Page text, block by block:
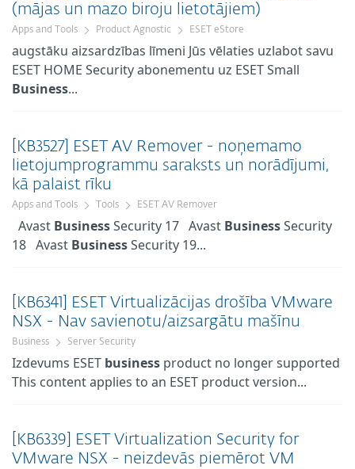
(mājas un mazo biroju lietotājiem)
Apps and Tools Product Agnostic ESET eStore
augstāku aizsardzības līmeni Jūs vēlaties uzlabot savu
ESET HOME Security abonementu uz ESET Small
Business...
[KB3527] ESET AV Remover - noņemamo
lietojumprogrammu saraksts un norādījumi,
kā palaist rīku
Apps and Tools Tools ESET AV Remover
Avast BusinessSecurity 17 Avast BusinessSecurity
18 Avast BusinessSecurity 19...
[KB6341] ESET Virtualizācijas drošība VMware
NSX - Nav savienotu/aizsargātu mašīnu
Business Server Security
Izdevums ESET business product no longer supported
This content applies to an ESET product version...
[KB6339] ESET Virtualization Security for
VMware NSX - neizdevās piemērot VM